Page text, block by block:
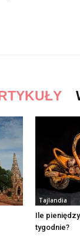
Tajlandia
Ile
tygodnie?